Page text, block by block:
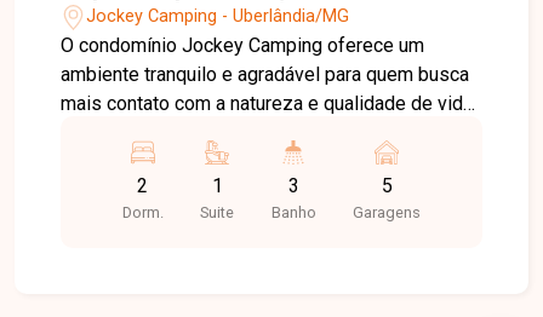
Jockey Camping em Uberlândia-MG
Jockey Camping - Uberlândia/MG
O condomínio Jockey Camping oferece um
ambiente tranquilo e agradável para quem busca
mais contato com a natureza e qualidade de vida,
mão da praticidade de estar em Uberlândia-MG.
Chácara residencial com 380 m² de área
construída, possui sala de TV ampla, sala de
2
Dorm.
1
Suite
3
Banho
5
Garagens